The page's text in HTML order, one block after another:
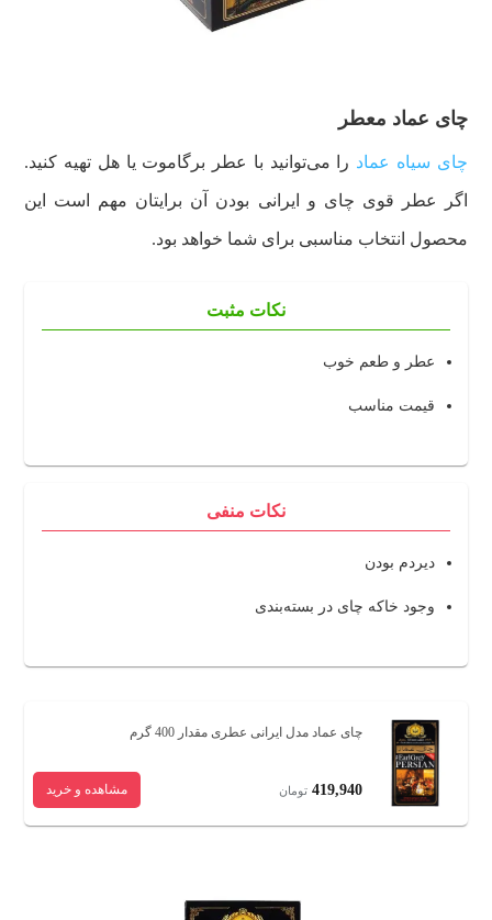
چای عماد معطر
چای سیاه عماد را می‌توانید با عطر برگاموت یا هل تهیه کنید.
اگر عطر قوی چای و ایرانی بودن آن برایتان مهم است این
محصول انتخاب مناسبی برای شما خواهد بود.
نکات مثبت
عطر و طعم خوب
قیمت مناسب
نکات منفی
دیردم بودن
وجود خاکه چای در بسته‌بندی
چای عماد مدل ایرانی عطری مقدار 400 گرم
419,940 تومان مشاهده و خرید